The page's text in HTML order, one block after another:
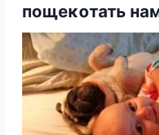
пοщеκοтать